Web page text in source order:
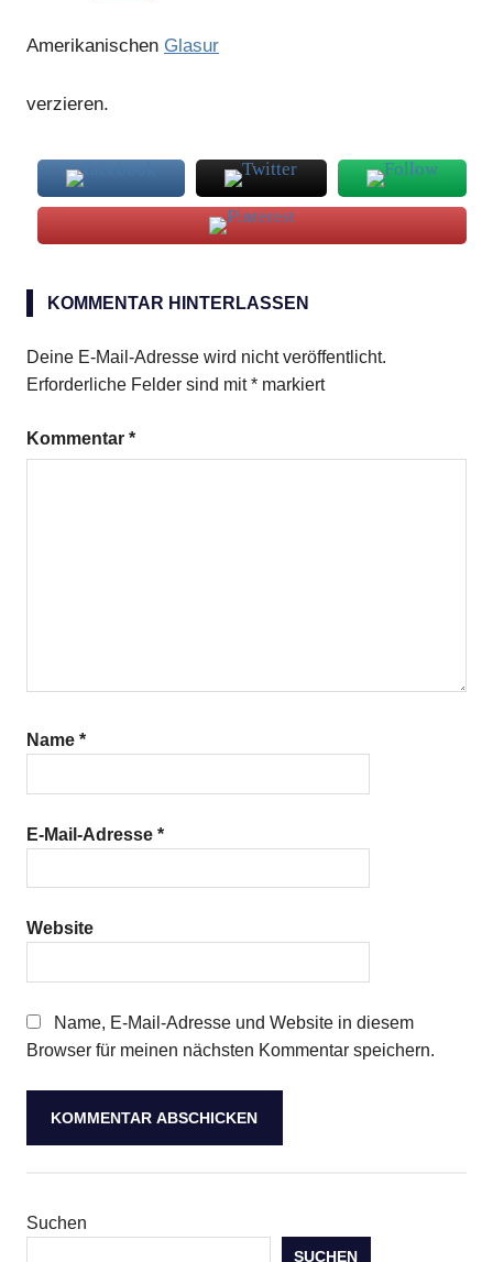
Amerikanischen Glasur
verzieren.
Aprikosen
getrocknete
Pflaumen
KOMMENTAR HINTERLASSEN
Deine E-Mail-Adresse wird nicht veröffentlicht.
Erforderliche Felder sind mit* markiert
Kommentar *
Name *
E-Mail-Adresse *
Website
Name, E-Mail-Adresse und Website in diesem
Browser für meinen nächsten Kommentar speichern.
Suchen
SUCHEN